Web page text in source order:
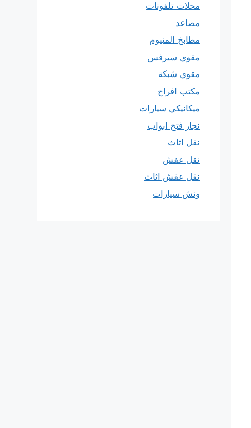
محلات تلفونات
مصاعد
مطابخ المنيوم
مقوي سيرفس
مقوي شبكة
مكتب افراح
ميكانيكي سيارات
نجار فتح ابواب
نقل اثاث
نقل عفش
نقل عفش اثاث
ونش سيارات